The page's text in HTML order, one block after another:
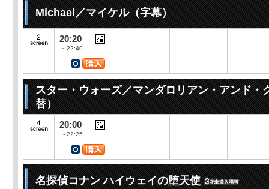
Michael／マイケル（字幕）
20:20
～22:40
スター・ウォーズ／マンダロリアン・アンド・
替）
20:00
～22:25
名探偵コナン ハイウェイの堕天使